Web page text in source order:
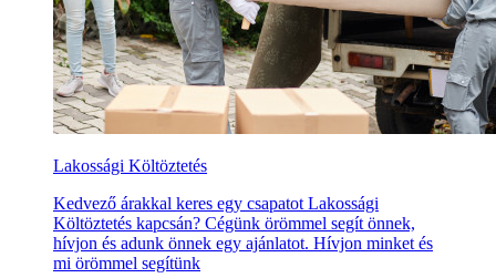
Lakossági Költöztetés
Kedvező árakkal keres egy csapatot Lakossági
Költöztetés kapcsán? Cégünk örömmel segít önnek,
hívjon és adunk önnek egy ajánlatot. Hívjon minket és
mi örömmel segítünk